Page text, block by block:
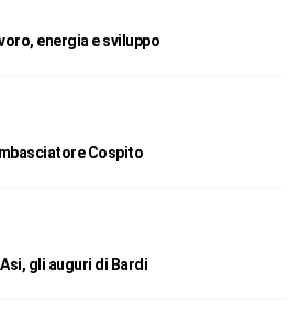
energia e sviluppo
Cospito
gli auguri di Bardi